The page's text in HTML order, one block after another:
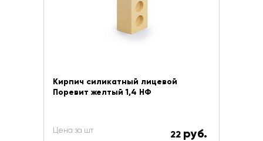
Кирпич силикатный лицевой
Поревит желтый 1,4 НФ
Цена за шт 22 руб.